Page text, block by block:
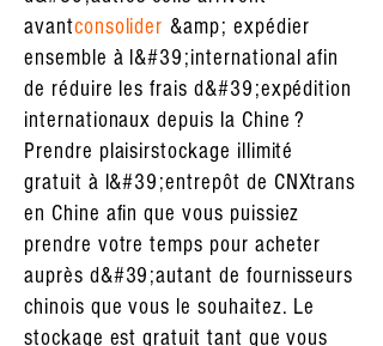
avantconsolider &amp; expédier
ensemble à l&#39;international afin
de réduire les frais d&#39;expédition
internationaux depuis la Chine ?
Prendre plaisirstockage illimité
gratuit à l&#39;entrepôt de CNXtrans
en Chine afin que vous puissiez
prendre votre temps pour acheter
auprès d&#39;autant de fournisseurs
chinois que vous le souhaitez. Le
stockage est gratuit tant que vous